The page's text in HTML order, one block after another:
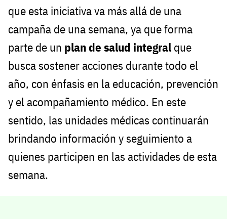
que esta iniciativa va más allá de una
campaña de una semana, ya que forma
parte de un plan de salud integral que
busca sostener acciones durante todo el
año, con énfasis en la educación, prevención
y el acompañamiento médico. En este
sentido, las unidades médicas continuarán
brindando información y seguimiento a
quienes participen en las actividades de esta
semana.